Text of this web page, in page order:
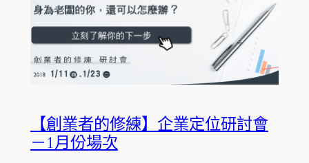
【創業者的修練】企業定位研討會
－1月份場次